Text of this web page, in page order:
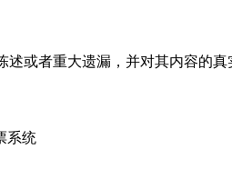
者重大遗漏，并对其内容的真
系统